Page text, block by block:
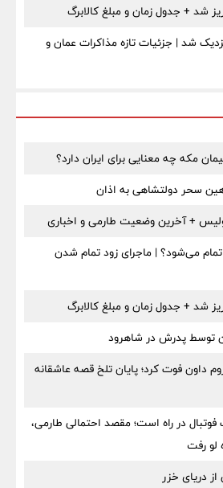
شد | جزئیات تازه مذاکرات عمان و
مکه چه معنایی برای ایران دارد؟
سحر دولتشاهی به اذان
+ آخرین وضعیت طارمی و اخباری
تمام می‌شود؟ | ماجرای زود تمام شدن
توسط پدرش در شاهرود
داون فوت کرد؛ پایان تلخ قصه عاشقانه
در راه است؛ مقصد احتمالی طارمی،
از دریای خزر